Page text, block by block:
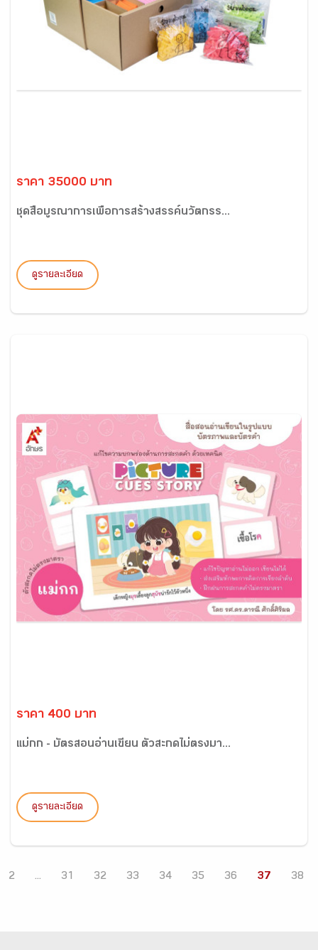
ราคา 35000 บาท
ชุดสื่อบูรณาการเพื่อการสร้างสรรค์นวัตกรร...
ดูรายละเอียด
ราคา 400 บาท
แม่กก - บัตรสอนอ่านเขียน ตัวสะกดไม่ตรงมา...
ดูรายละเอียด
2 ... 31 32 33 34 35 36 37 38